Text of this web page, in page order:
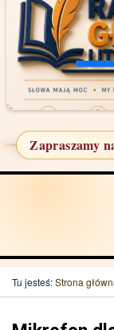
Zapraszamy
Tu jesteś:Strona